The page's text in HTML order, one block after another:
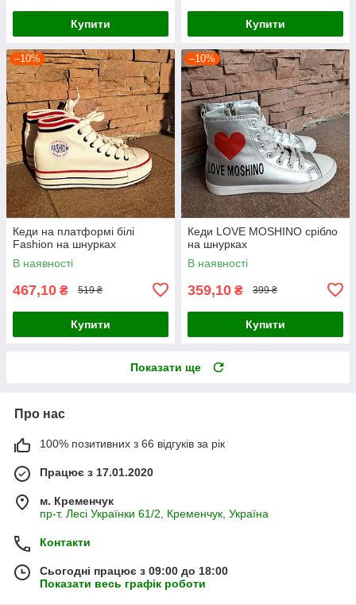
Купити Купити
–10%
Кеди на платформі білі
Fashion на шнурках
В наявності
467,10 ₴ 519 ₴
Купити
–10%
Кеди LOVE MOSHINO срібло
на шнурках
В наявності
359,10 ₴ 399 ₴
Купити
Показати ще
Про нас
100% позитивних з 66 відгуків за рік
Працює з 17.01.2020
м. Кременчук
пр-т. Лесі Українки 61/2, Кременчук, Україна
Контакти
Сьогодні працює з 09:00 до 18:00
Показати весь графік роботи